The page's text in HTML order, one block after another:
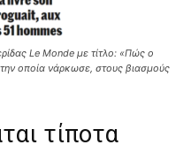
Le Monde με τίτλο: «Πώς ο
οποία νάρκωσε, στους βιασμούς
τίποτα